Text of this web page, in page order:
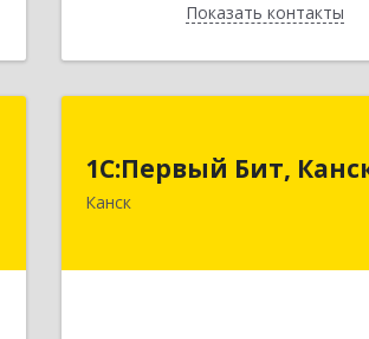
Показать контакты
Назад
1С:Первый Бит,
Канск
663600, Красноярский край,
30 лет ВЛКСМ ул, дом №